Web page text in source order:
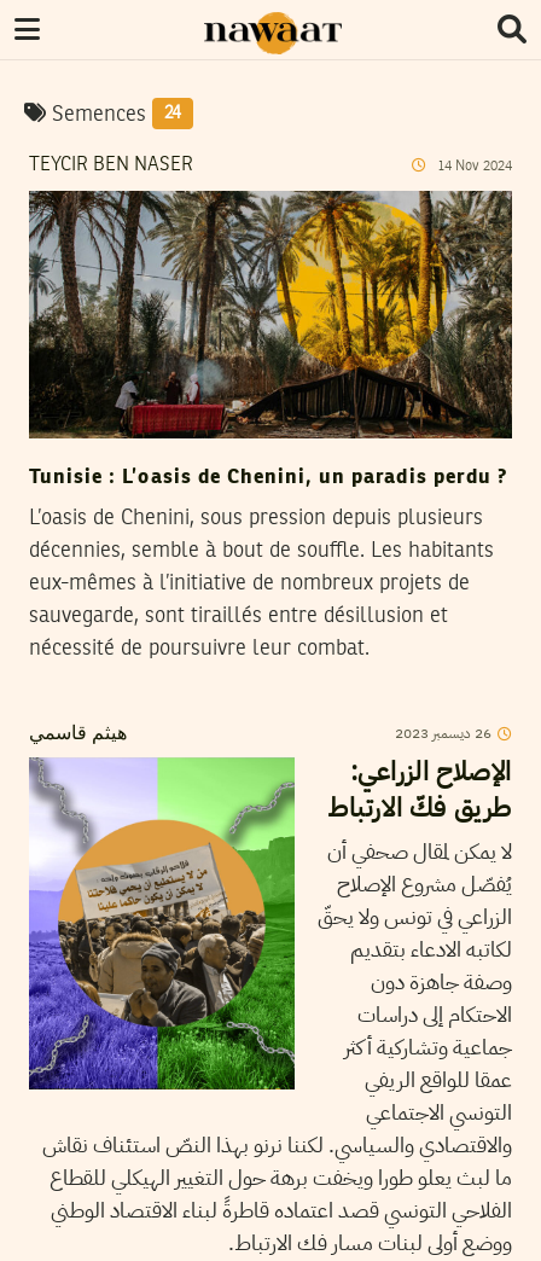
Semences 24
TEYCIR BEN NASER 14 Nov 2024
Tunisie : L’oasis de Chenini, un paradis perdu ?
L’oasis de Chenini, sous pression depuis plusieurs
décennies, semble à bout de souffle. Les habitants
eux-mêmes à l’initiative de nombreux projets de
sauvegarde, sont tiraillés entre désillusion et
nécessité de poursuivre leur combat.
هيثم قاسمي 26 ديسمبر 2023
الإصلاح الزراعي:
طريق فكّ الارتباط
لا يمكن لمقال صحفي أن
يُفصّل مشروع الإصلاح
الزراعي في تونس ولا يحقّ
لكاتبه الادعاء بتقديم
وصفة جاهزة دون
الاحتكام إلى دراسات
جماعية وتشاركية أكثر
عمقا للواقع الريفي
التونسي الاجتماعي
والاقتصادي والسياسي. لكننا نرنو بهذا النصّ استئناف نقاش
ما لبث يعلو طورا ويخفت برهة حول التغيير الهيكلي للقطاع
الفلاحي التونسي قصد اعتماده قاطرةً لبناء الاقتصاد الوطني
ووضع أولى لبنات مسار فك الارتباط.